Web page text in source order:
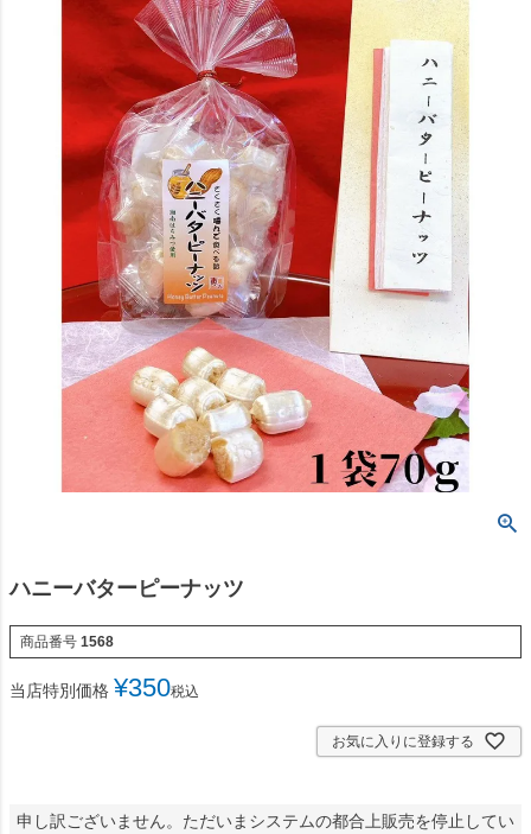
ハニーバターピーナッツ
商品番号 1568
当店特別価格 ¥350税込
お気に入りに登録する
申し訳ございません。ただいまシステムの都合上販売を停止してい